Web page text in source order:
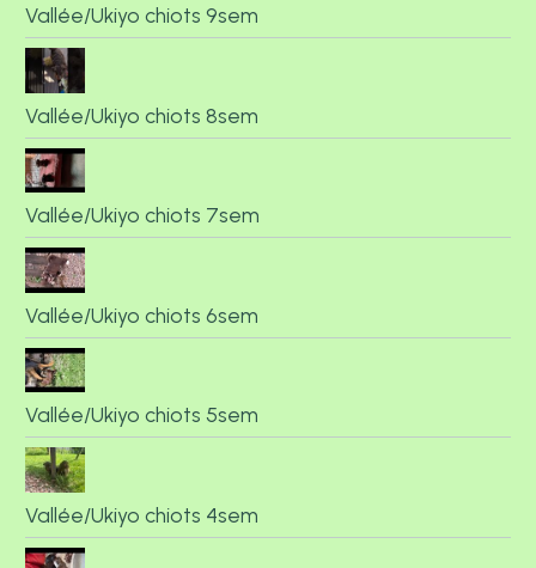
Vallée/Ukiyo chiots 9sem
Vallée/Ukiyo chiots 8sem
Vallée/Ukiyo chiots 7sem
Vallée/Ukiyo chiots 6sem
Vallée/Ukiyo chiots 5sem
Vallée/Ukiyo chiots 4sem